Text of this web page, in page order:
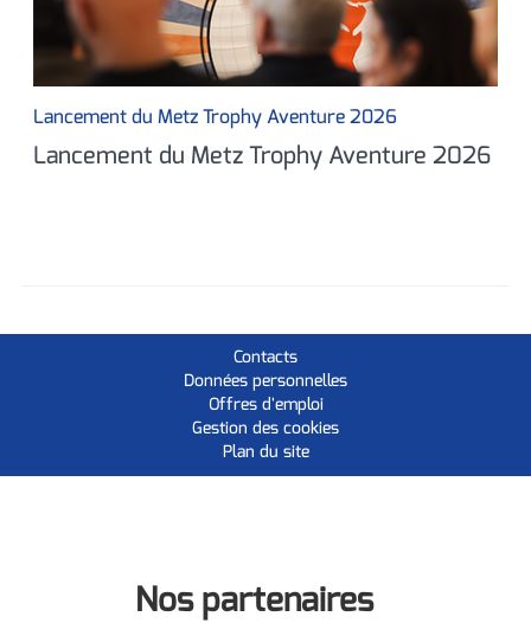
Lancement du Metz Trophy Aventure 2026
Lancement du Metz Trophy Aventure 2026
Contacts
Données personnelles
Offres d'emploi
Gestion des cookies
Plan du site
Nos partenaires